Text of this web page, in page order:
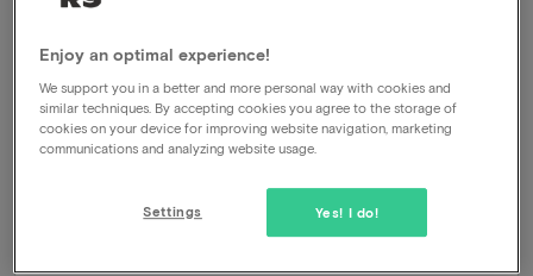
Enjoy an optimal experience!
We support you in a better and more personal way with cookies and
similar techniques. By accepting cookies you agree to the storage of
cookies on your device for improving website navigation, marketing
communications and analyzing website usage.
Yes! I do!
Settings